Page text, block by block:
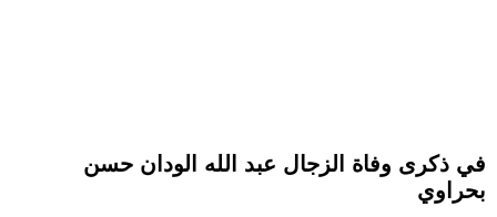
في ذكرى وفاة الزجال عبد الله الودان حسن
بحراوي